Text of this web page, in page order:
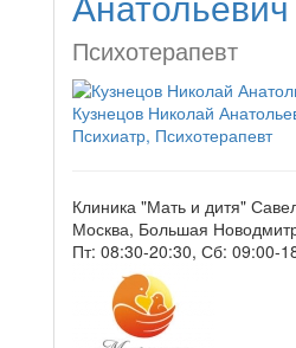
Психотерапевт
Кузнецов Николай
Психиатр, Психотерапевт
Клиника "Мать и дитя"
Москва, Большая
Пт: 08:30-20:30, Сб: 09:00-